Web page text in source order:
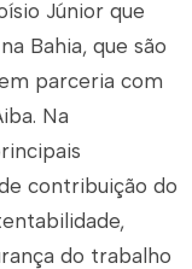
Júnior que
Bahia, que são
parceria com
Na
contribuição do
do trabalho